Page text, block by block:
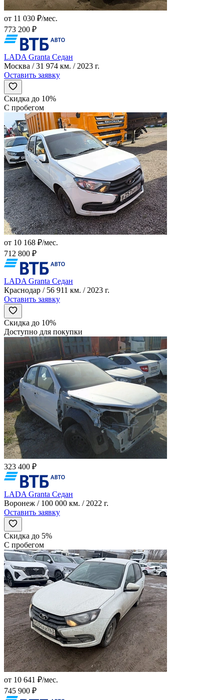
от 11 030 ₽/мес.
773 200 ₽
LADA Granta Седан
Москва / 31 974 км. / 2023 г.
Оставить заявку
Скидка до 10%
С пробегом
от 10 168 ₽/мес.
712 800 ₽
LADA Granta Седан
Краснодар / 56 911 км. / 2023 г.
Оставить заявку
Скидка до 10%
Доступно для покупки
323 400 ₽
LADA Granta Седан
Воронеж / 100 000 км. / 2022 г.
Оставить заявку
Скидка до 5%
С пробегом
от 10 641 ₽/мес.
745 900 ₽